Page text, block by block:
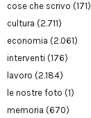
cose che scrivo (171)
cultura (2.711)
economia (2.061)
interventi (176)
lavoro (2.184)
le nostre foto (1)
memoria (670)